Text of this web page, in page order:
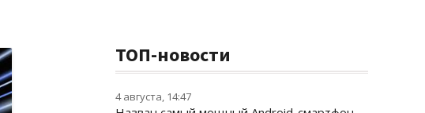
ТОП-новости
4 августа, 14:47